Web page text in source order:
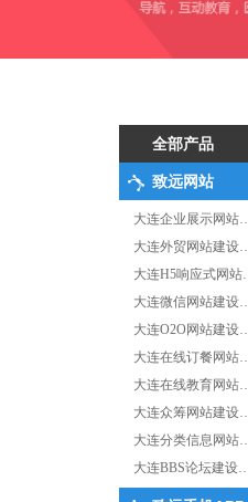
全部产品
致远网站
大连企业展示网站
大连外贸网站建设
大连H5响应式网
大连微信网站建设
大连O2O网站建设
大连在线订餐网站
大连在线教育网站
大连众筹网站建设
大连分类信息网站
大连BBS论坛建设